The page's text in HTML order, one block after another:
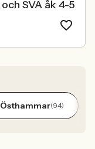
SVA åk 4-5
(94)